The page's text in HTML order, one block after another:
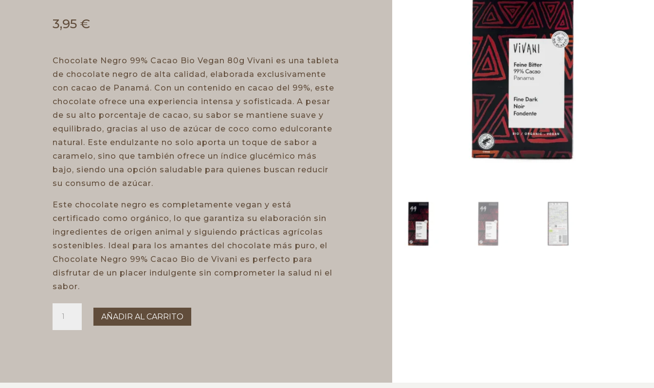
3,95 €
Chocolate Negro 99% Cacao Bio Vegan 80g Vivani es una tableta
de chocolate negro de alta calidad, elaborada exclusivamente
con cacao de Panamá. Con un contenido en cacao del 99%, este
chocolate ofrece una experiencia intensa y sofisticada. A pesar
de su alto porcentaje de cacao, su sabor se mantiene suave y
equilibrado, gracias al uso de azúcar de coco como edulcorante
natural. Este endulzante no solo aporta un toque de sabor a
caramelo, sino que también ofrece un índice glucémico más
bajo, siendo una opción saludable para quienes buscan reducir
su consumo de azúcar.
Este chocolate negro es completamente vegan y está
certificado como orgánico, lo que garantiza su elaboración sin
ingredientes de origen animal y siguiendo prácticas agrícolas
sostenibles. Ideal para los amantes del chocolate más puro, el
Chocolate Negro 99% Cacao Bio de Vivani es perfecto para
disfrutar de un placer indulgente sin comprometer la salud ni el
sabor.
99%
cantidad
AÑADIR AL CARRITO